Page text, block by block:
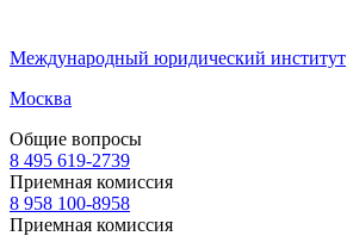
Международный юридический институт
Москва
Общие вопросы
8 495 619-2739
Приемная комиссия
8 958 100-8958
Приемная комиссия